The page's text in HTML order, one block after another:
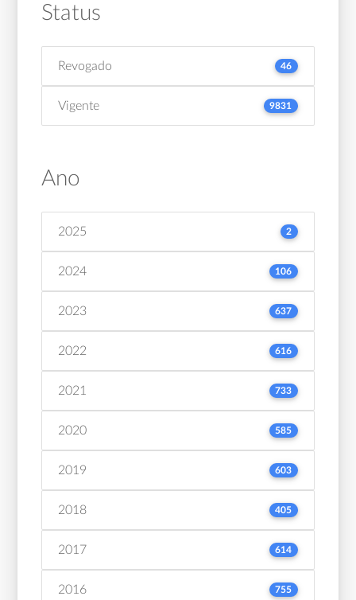
Status
Revogado 46
Vigente 9831
Ano
2025 2
2024 106
2023 637
2022 616
2021 733
2020 585
2019 603
2018 405
2017 614
2016 755